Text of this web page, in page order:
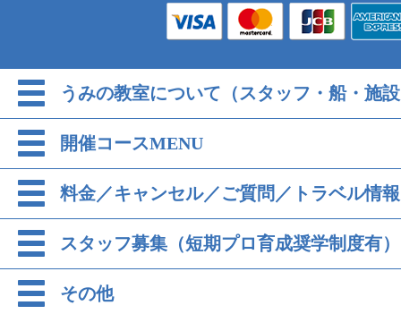
うみの教室について（スタッフ・船・施
開催コースMENU
料金／キャンセル／ご質問／トラベル情報
スタッフ募集（短期プロ育成奨学制度有）
その他